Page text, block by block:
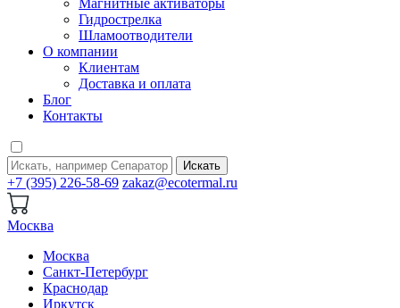
Магнитные активаторы
Гидрострелка
Шламоотводители
О компании
Клиентам
Доставка и оплата
Блог
Контакты
Искать
+7 (395) 226-58-69 zakaz@ecotermal.ru
Москва
Москва
Санкт-Петербург
Краснодар
Иркутск